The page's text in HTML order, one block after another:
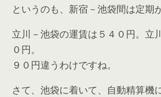
というのも、新宿－池袋間は定期
立川－池袋の運賃は５４０円。立
０円。
９０円違うわけですね。
さて、池袋に着いて、自動精算機